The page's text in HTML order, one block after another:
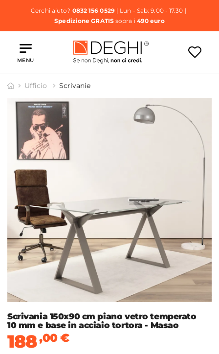
Cerchi aiuto? 0832 156 0529| Lun - Sab: 9.00 - 17.30 |
Spedizione GRATISsopra i 490 euro
MENU
Ufficio Scrivanie
Scrivania 150x90 cm piano vetro temperato
10 mm e base in acciaio tortora - Masao
188,00€